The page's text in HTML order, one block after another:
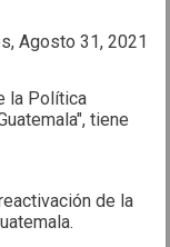
Agosto 31, 2021
la Política
tiene
de la